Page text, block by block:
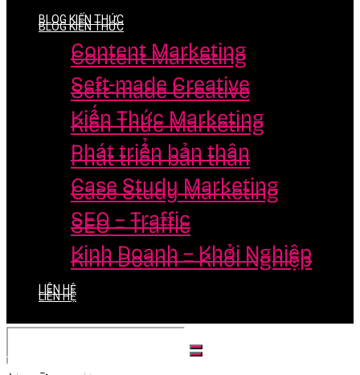
BLOG KIẾN THỨC
Content Marketing
Seft-made Creative
Kiến Thức Marketing
Phát triển bản thân
Case Study Marketing
SEO – Traffic
Kinh Doanh – Khởi Nghiệp
LIÊN HỆ
BLOG KIẾN THỨC
Content Marketing
Seft-made Creative
Kiến Thức Marketing
Phát triển bản thân
Case Study Marketing
SEO – Traffic
Kinh Doanh – Khởi Nghiệp
LIÊN HỆ